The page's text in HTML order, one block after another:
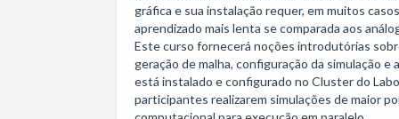
gráfica e sua instalação requer, em muitos
aprendizado mais lenta se comparada aos
Este curso fornecerá noções introdutórias
geração de malha, configuração da simulação
está instalado e configurado no Cluster do
participantes realizarem simulações de maior